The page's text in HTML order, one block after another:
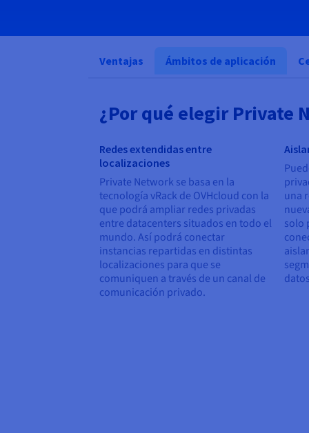
Ventajas Ámbitos de aplicación
¿Por qué elegir Private
Redes extendidas entre
localizaciones
Private Network se basa en la
tecnología vRack de OVHcloud con la
que podrá ampliar redes privadas
entre datacenters situados en todo el
mundo. Así podrá conectar
instancias repartidas en distintas
localizaciones para que se
comuniquen a través de un canal de
comunicación privado.
una
solo